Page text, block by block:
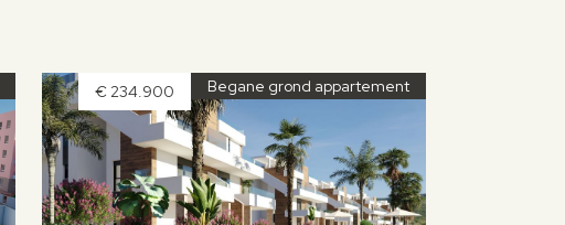
Begane grond appartement
€ 234.900